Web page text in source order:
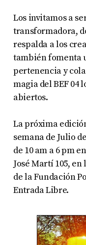
Los invitamos a
transformadora,
respalda a los
también fomenta
pertenencia y
magia del BEF 04
abiertos.
La próxima
semana de Julio
de 10 am a 6 pm
José Martí 105,
de la Fundación
Entrada Libre.